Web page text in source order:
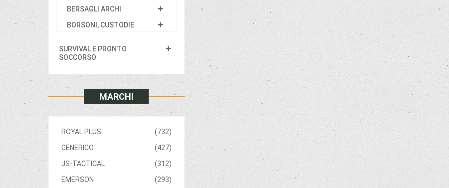
BERSAGLI ARCHI
BORSONI, CUSTODIE
SURVIVAL E PRONTO
SOCCORSO
MARCHI
(732)
ROYAL PLUS
(427)
GENERICO
(312)
JS-TACTICAL
(293)
EMERSON